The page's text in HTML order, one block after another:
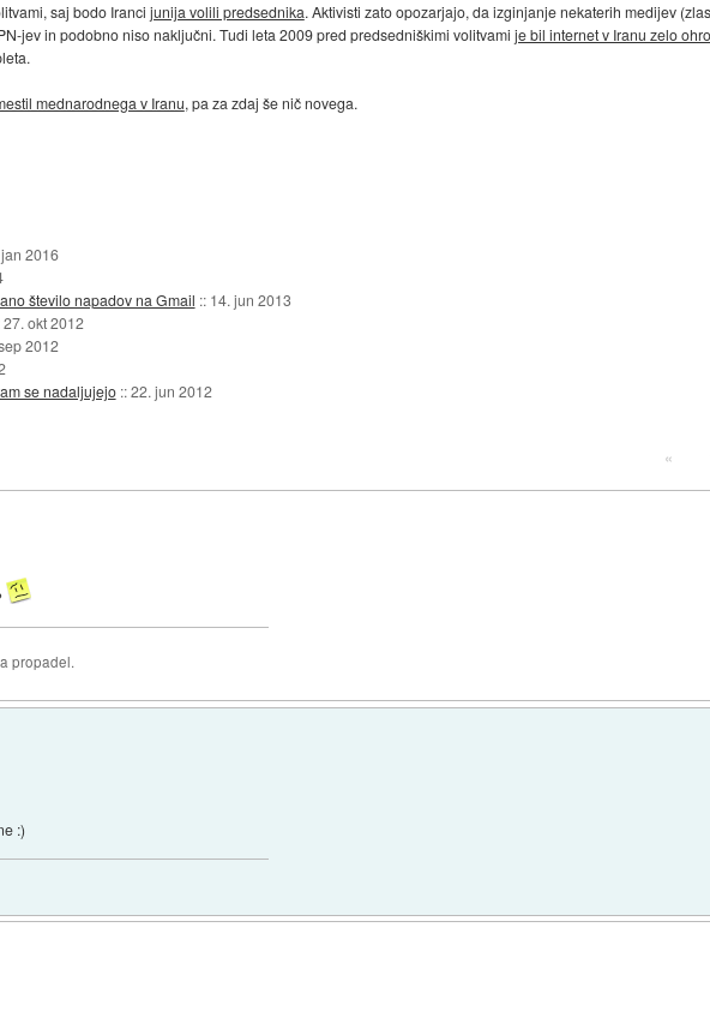
saj bodo Iranci junija volili predsednika. Aktivisti zato opozarjajo, da izginjanje nekaterih medijev
jev in podobno niso naključni. Tudi leta 2009 pred predsedniškimi volitvami je bil internet v Iranu zelo
mednarodnega v Iranu, pa za zdaj še nič novega.
2016
število napadov na Gmail :: 14. jun 2013
27. okt 2012
2012
se nadaljujejo ::22. jun 2012
«
propadel.
:)